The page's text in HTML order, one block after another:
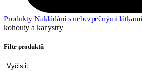
Produkty Nakládání s nebezpečnými látkami
kohouty a kanystry
Filtr produktů
Vyčistit